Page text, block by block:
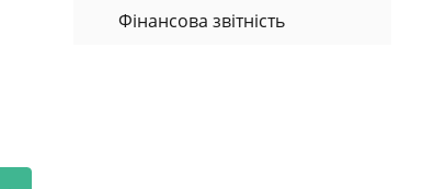
Фінансова звітність